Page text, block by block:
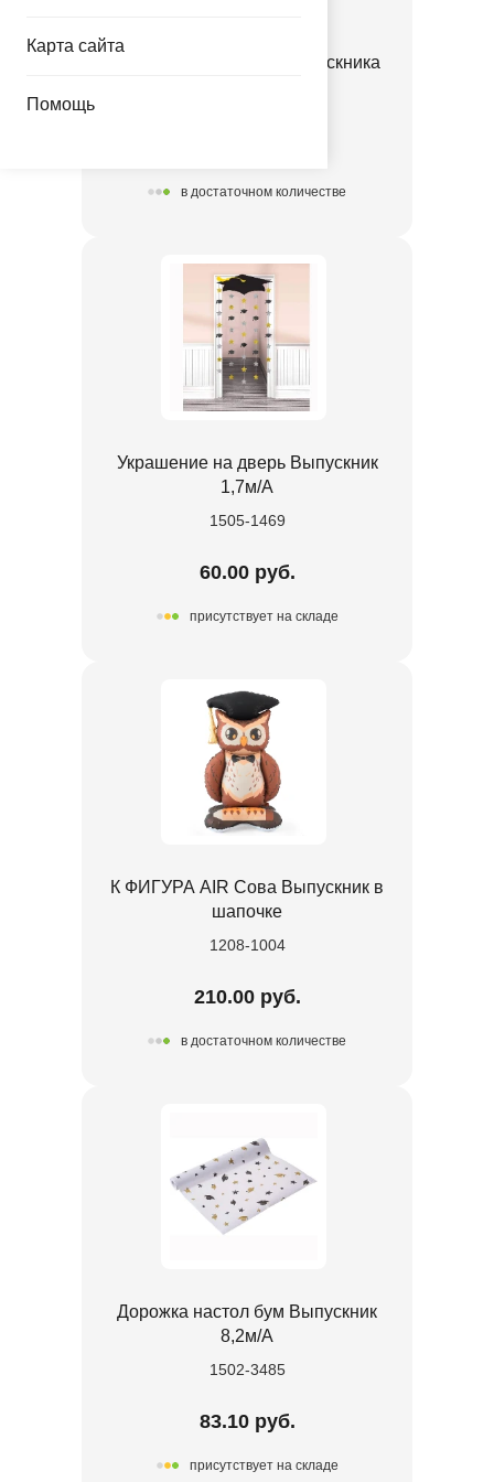
Карта сайта
Помощь
Ф ФИГУРА Шапочка выпускника
в достаточном количестве
Украшение на дверь Выпускник
1,7м/А
1505-1469
60.00 руб.
присутствует на складе
К ФИГУРА AIR Сова Выпускник в
шапочке
1208-1004
210.00 руб.
в достаточном количестве
Дорожка настол бум Выпускник
8,2м/А
1502-3485
83.10 руб.
присутствует на складе